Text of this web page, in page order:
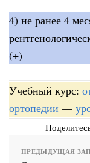
4) не ранее 4
(+)
Учебный курс:
ортопедии —
ПРЕДЫДУЩАЯ